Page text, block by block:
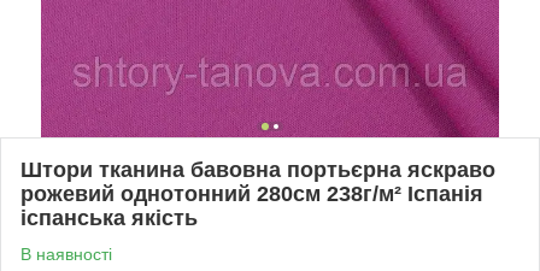
Штори тканина бавовна портьєрна яскраво
рожевий однотонний 280см 238г/м² Іспанія
іспанська якість
В наявності